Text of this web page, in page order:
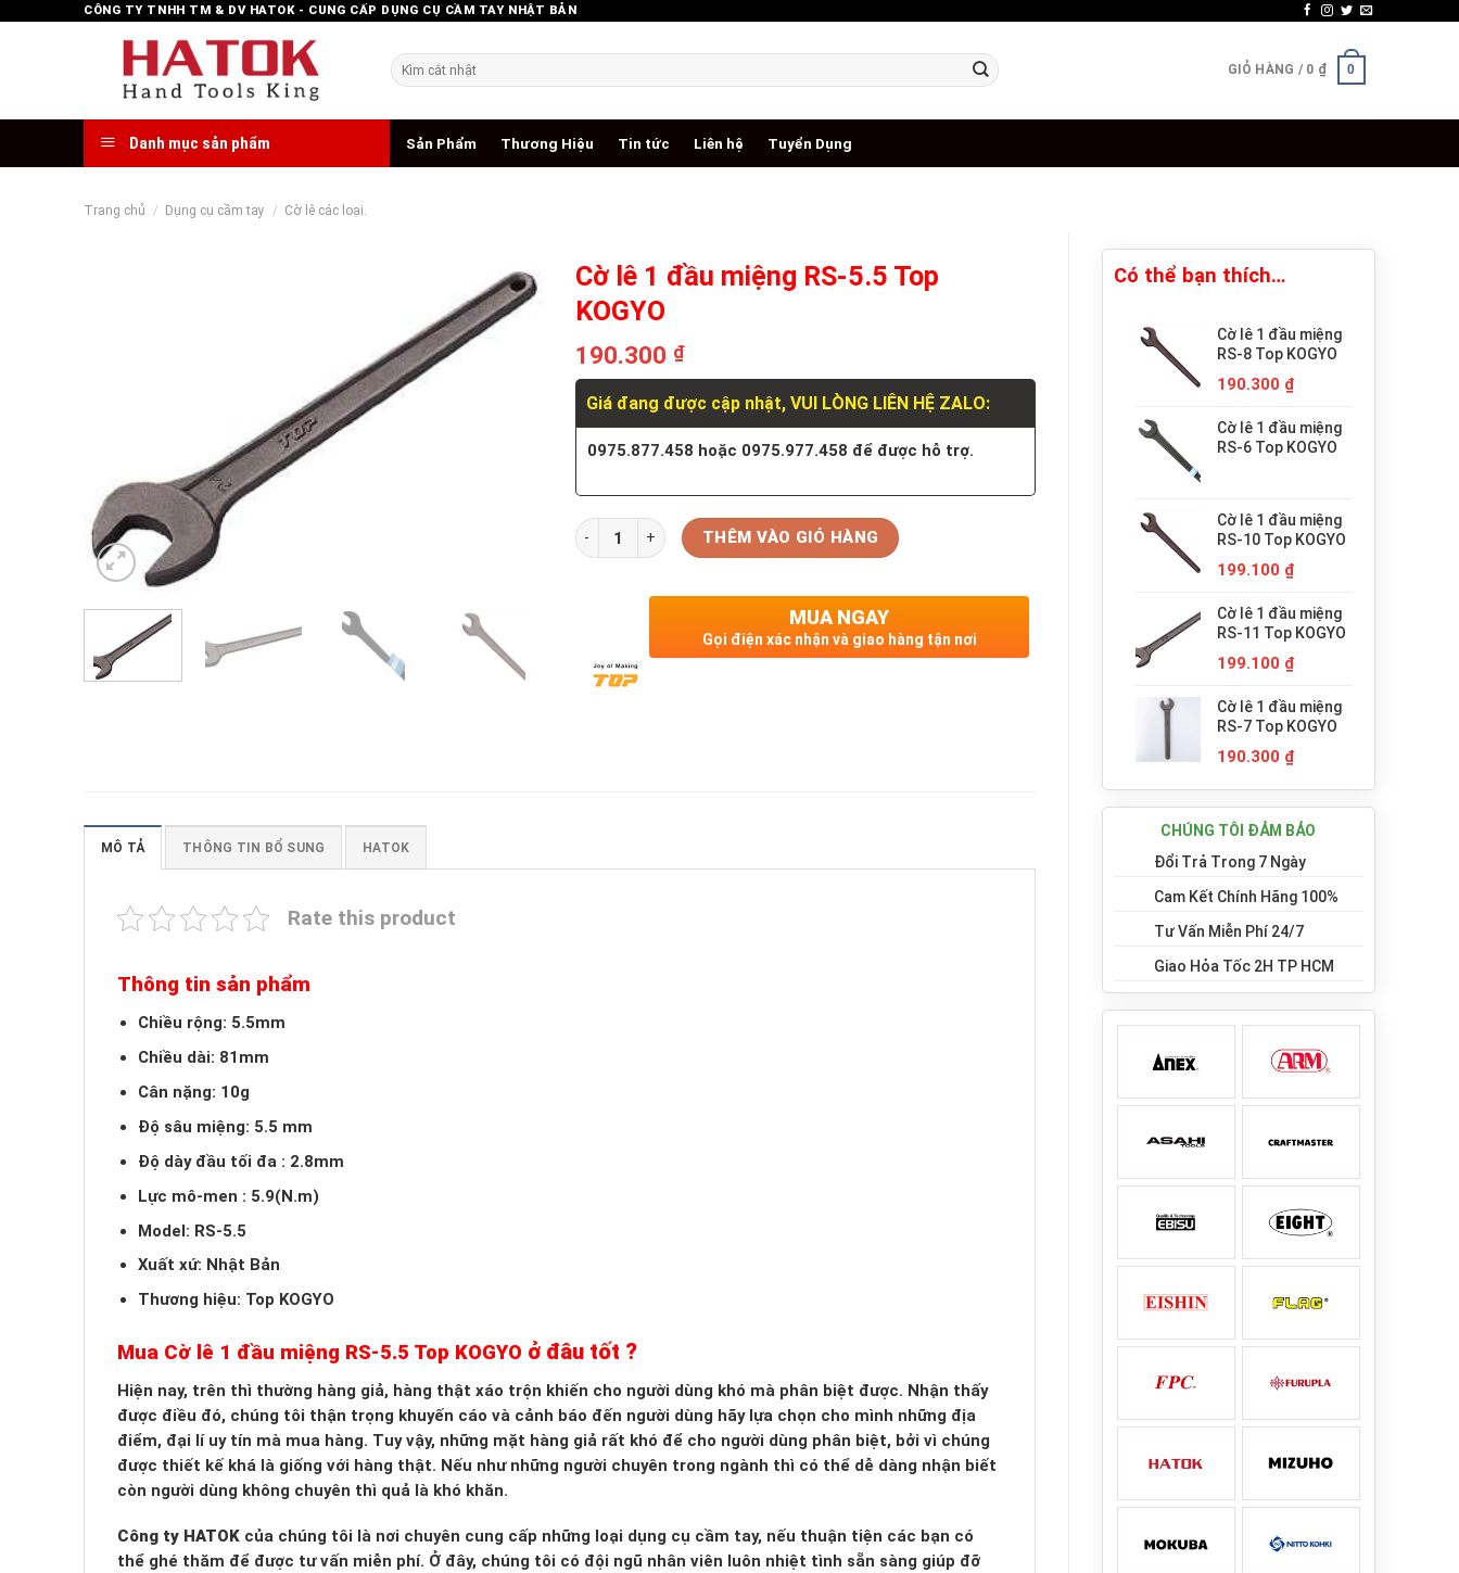
CÔNG TY TNHH TM & DV HATOK - CUNG CẤP DỤNG CỤ CẦM TAY NHẬT BẢN
Tìm
kiếm:
GIỎ HÀNG / 0 ₫ 0
Danh mục sản phẩm Sản Phẩm Thương Hiệu Tin tức Liên hệ Tuyển Dụng
Trang chủ / Dụng cụ cầm tay / Cờ lê các loại.
Có thể bạn thích…
Cờ lê 1 đầu miệng
RS-8 Top KOGYO
190.300 ₫
Cờ lê 1 đầu miệng
RS-6 Top KOGYO
Cờ lê 1 đầu miệng
RS-10 Top KOGYO
199.100 ₫
Cờ lê 1 đầu miệng
RS-11 Top KOGYO
199.100 ₫
Cờ lê 1 đầu miệng
RS-7 Top KOGYO
190.300 ₫
CHÚNG TÔI ĐẢM BẢO
Đổi Trả Trong 7 Ngày
Cam Kết Chính Hãng 100%
Tư Vấn Miễn Phí 24/7
Giao Hỏa Tốc 2H TP HCM
Cờ lê 1 đầu miệng RS-5.5 Top
KOGYO
190.300 ₫
Giá đang được cập nhật, VUI LÒNG LIÊN HỆ ZALO:
0975.877.458 hoặc 0975.977.458 để được hỗ trợ.
Số lượng THÊM VÀO GIỎ HÀNG
MUA NGAY
Gọi điện xác nhận và giao hàng tận nơi
MÔ TẢ THÔNG TIN BỔ SUNG HATOK
Rate this product
Thông tin sản phẩm
Chiều rộng: 5.5mm
Chiều dài: 81mm
Cân nặng: 10g
Độ sâu miệng: 5.5 mm
Độ dày đầu tối đa : 2.8mm
Lực mô-men : 5.9(N.m)
Model: RS-5.5
Xuất xứ: Nhật Bản
Thương hiệu: Top KOGYO
Mua Cờ lê 1 đầu miệng RS-5.5 Top KOGYO ở đâu tốt ?
Hiện nay, trên thì thường hàng giả, hàng thật xáo trộn khiến cho người dùng khó mà phân biệt được. Nhận thấy
được điều đó, chúng tôi thận trọng khuyến cáo và cảnh báo đến người dùng hãy lựa chọn cho mình những địa
điểm, đại lí uy tín mà mua hàng. Tuy vậy, những mặt hàng giả rất khó để cho người dùng phân biệt, bởi vì chúng
được thiết kế khá là giống với hàng thật. Nếu như những người chuyên trong ngành thì có thể dễ dàng nhận biết
còn người dùng không chuyên thì quả là khó khăn.
Công ty HATOK của chúng tôi là nơi chuyên cung cấp những loại dụng cụ cầm tay, nếu thuận tiện các bạn có
thể ghé thăm để được tư vấn miễn phí. Ở đây, chúng tôi có đội ngũ nhân viên luôn nhiệt tình sẵn sàng giúp đỡ